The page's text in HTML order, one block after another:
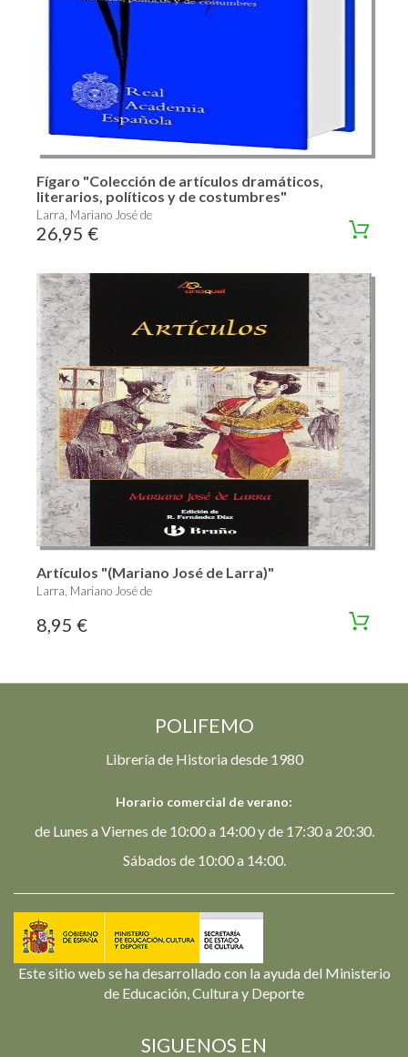
Fígaro "Colección de artículos dramáticos,
literarios, políticos y de costumbres"
Larra, Mariano José de
26,95 €
Artículos "(Mariano José de Larra)"
Larra, Mariano José de
8,95 €
POLIFEMO
Librería de Historia desde 1980
Horario comercial de verano:
de Lunes a Viernes de 10:00 a 14:00 y de 17:30 a 20:30.
Sábados de 10:00 a 14:00.
Este sitio web se ha desarrollado con la ayuda del Ministerio
de Educación, Cultura y Deporte
SIGUENOS EN